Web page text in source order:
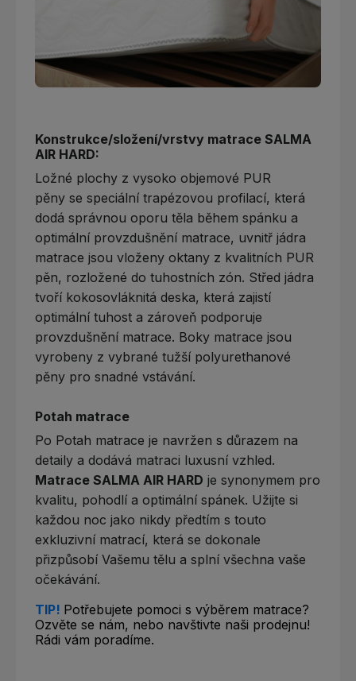
Konstrukce/složení/vrstvy matrace SALMA
AIR HARD:
Ložné plochy z vysoko objemové PUR
pěny se speciální trapézovou profilací, která
dodá správnou oporu těla během spánku a
optimální provzdušnění matrace, uvnitř jádra
matrace jsou vloženy oktany z kvalitních PUR
pěn, rozložené do tuhostních zón. Střed jádra
tvoří kokosovláknitá deska, která zajistí
optimální tuhost a zároveň podporuje
provzdušnění matrace. Boky matrace jsou
vyrobeny z vybrané tužší polyurethanové
pěny pro snadné vstávání.
Potah matrace
Po Potah matrace je navržen s důrazem na
detaily a dodává matraci luxusní vzhled.
Matrace SALMA AIR HARD je synonymem pro
kvalitu, pohodlí a optimální spánek. Užijte si
každou noc jako nikdy předtím s touto
exkluzivní matrací, která se dokonale
přizpůsobí Vašemu tělu a splní všechna vaše
očekávání.
TIP! Potřebujete pomoci s výběrem matrace?
Ozvěte se nám, nebo navštivte naši prodejnu!
Rádi vám poradíme.